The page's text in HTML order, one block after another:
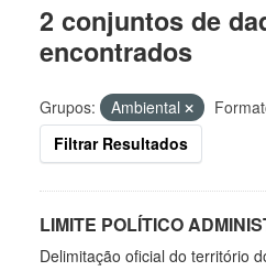
2 conjuntos de
encontrados
Grupos: Ambiental
Filtrar Resultados
LIMITE POLÍTICO
Delimitação oficial do território